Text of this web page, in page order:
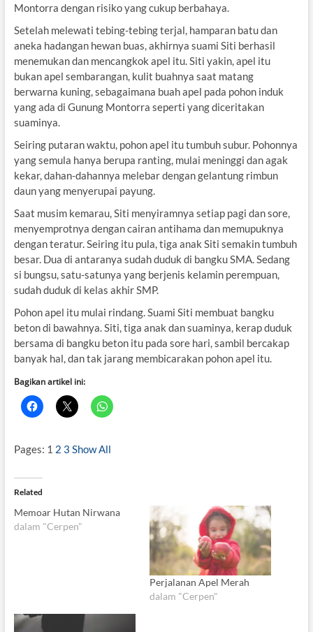
Montorra dengan risiko yang cukup berbahaya.
Setelah melewati tebing-tebing terjal, hamparan batu dan
aneka hadangan hewan buas, akhirnya suami Siti berhasil
menemukan dan mencangkok apel itu. Siti yakin, apel itu
bukan apel sembarangan, kulit buahnya saat matang
berwarna kuning, sebagaimana buah apel pada pohon induk
yang ada di Gunung Montorra seperti yang diceritakan
suaminya.
Seiring putaran waktu, pohon apel itu tumbuh subur. Pohonnya
yang semula hanya berupa ranting, mulai meninggi dan agak
kekar, dahan-dahannya melebar dengan gelantung rimbun
daun yang menyerupai payung.
Saat musim kemarau, Siti menyiramnya setiap pagi dan sore,
menyemprotnya dengan cairan antihama dan memupuknya
dengan teratur. Seiring itu pula, tiga anak Siti semakin tumbuh
besar. Dua di antaranya sudah duduk di bangku SMA. Sedang
si bungsu, satu-satunya yang berjenis kelamin perempuan,
sudah duduk di kelas akhir SMP.
Pohon apel itu mulai rindang. Suami Siti membuat bangku
beton di bawahnya. Siti, tiga anak dan suaminya, kerap duduk
bersama di bangku beton itu pada sore hari, sambil bercakap
banyak hal, dan tak jarang membicarakan pohon apel itu.
Bagikan artikel ini:
Pages: 1 2 3 Show All
Related
Memoar Hutan Nirwana
dalam "Cerpen"
Perjalanan Apel Merah
dalam "Cerpen"